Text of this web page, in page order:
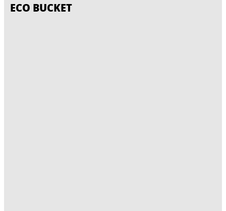
ECO BUCKET